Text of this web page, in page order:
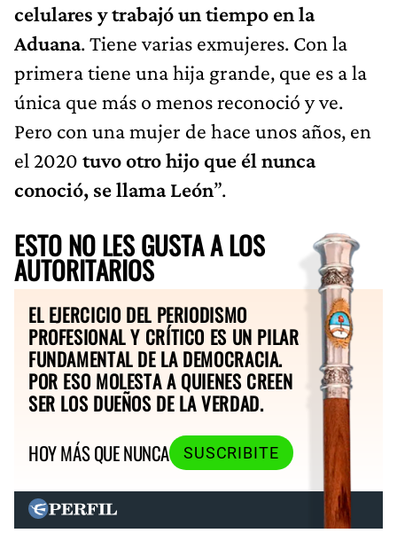
celulares y trabajó un tiempo en la
Aduana. Tiene varias exmujeres. Con la
primera tiene una hija grande, que es a la
única que más o menos reconoció y ve.
Pero con una mujer de hace unos años, en
el 2020 tuvo otro hijo que él nunca
conoció, se llama León”.
ESTO NO LES GUSTA A LOS
AUTORITARIOS
EL EJERCICIO DEL PERIODISMO
PROFESIONAL Y CRÍTICO ES UN PILAR
FUNDAMENTAL DE LA DEMOCRACIA.
POR ESO MOLESTA A QUIENES CREEN
SER LOS DUEÑOS DE LA VERDAD.
HOY MÁS QUE NUNCA
SUSCRIBITE